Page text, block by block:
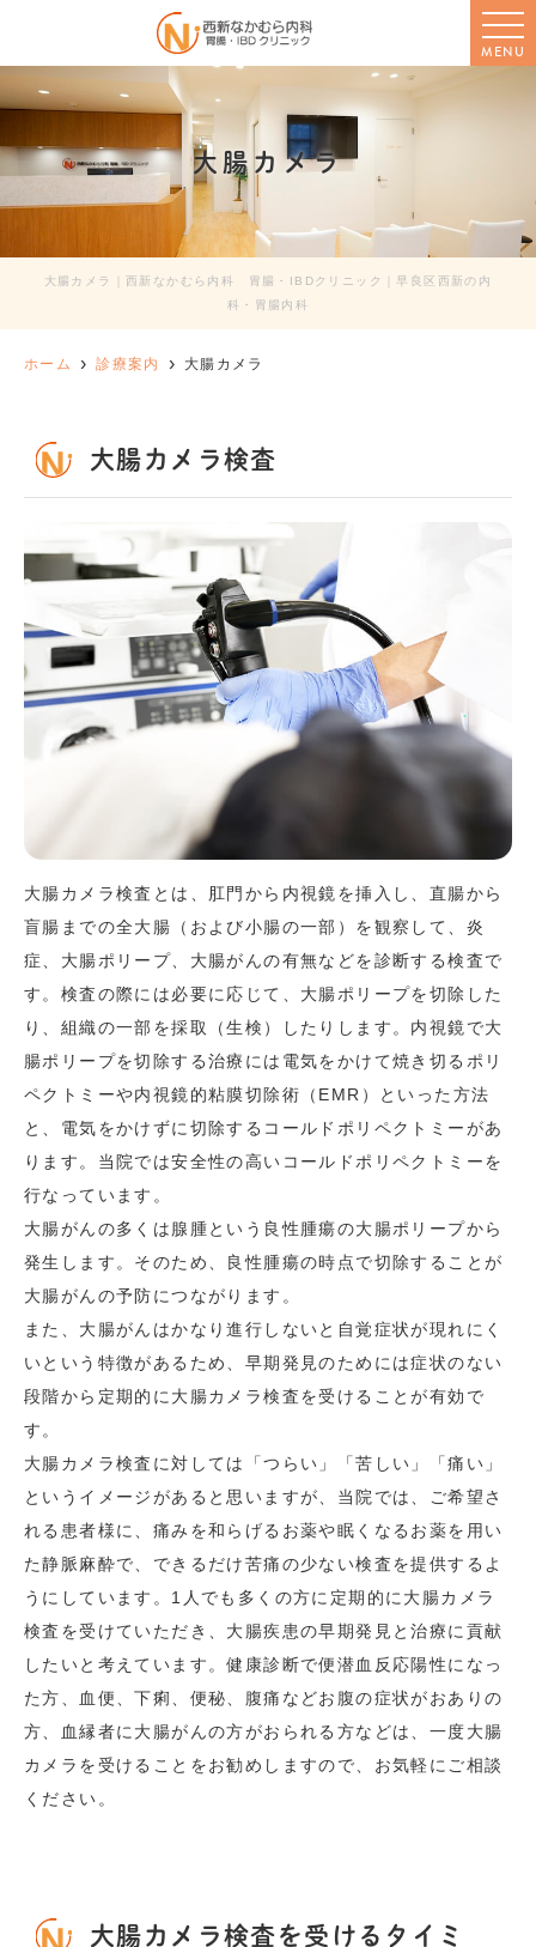
MENU
大腸カメラ
大腸カメラ｜西新なかむら内科 胃腸・IBDクリニック｜早良区西新の内
科・胃腸内科
ホーム 診療案内 大腸カメラ
大腸カメラ検査
大腸カメラ検査とは、肛門から内視鏡を挿入し、直腸から
盲腸までの全大腸（および小腸の一部）を観察して、炎
症、大腸ポリープ、大腸がんの有無などを診断する検査で
す。検査の際には必要に応じて、大腸ポリープを切除した
り、組織の一部を採取（生検）したりします。内視鏡で大
腸ポリープを切除する治療には電気をかけて焼き切るポリ
ペクトミーや内視鏡的粘膜切除術（EMR）といった方法
と、電気をかけずに切除するコールドポリペクトミーがあ
ります。当院では安全性の高いコールドポリペクトミーを
行なっています。
大腸がんの多くは腺腫という良性腫瘍の大腸ポリープから
発生します。そのため、良性腫瘍の時点で切除することが
大腸がんの予防につながります。
また、大腸がんはかなり進行しないと自覚症状が現れにく
いという特徴があるため、早期発見のためには症状のない
段階から定期的に大腸カメラ検査を受けることが有効で
す。
大腸カメラ検査に対しては「つらい」「苦しい」「痛い」
というイメージがあると思いますが、当院では、ご希望さ
れる患者様に、痛みを和らげるお薬や眠くなるお薬を用い
た静脈麻酔で、できるだけ苦痛の少ない検査を提供するよ
うにしています。1人でも多くの方に定期的に大腸カメラ
検査を受けていただき、大腸疾患の早期発見と治療に貢献
したいと考えています。健康診断で便潜血反応陽性になっ
た方、血便、下痢、便秘、腹痛などお腹の症状がおありの
方、血縁者に大腸がんの方がおられる方などは、一度大腸
カメラを受けることをお勧めしますので、お気軽にご相談
ください。
大腸カメラ検査を受けるタイミ